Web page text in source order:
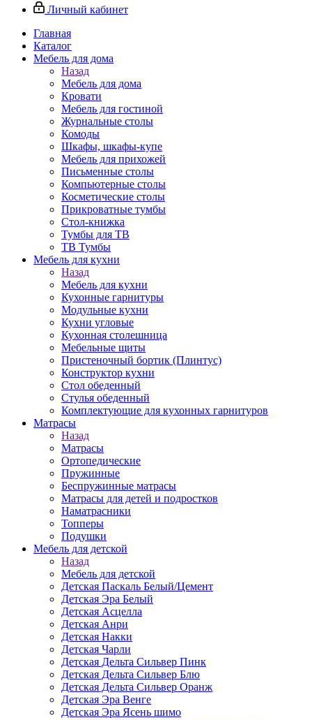
Личный кабинет
Главная
Каталог
Мебель для дома
Назад
Мебель для дома
Кровати
Мебель для гостиной
Журнальные столы
Комоды
Шкафы, шкафы-купе
Мебель для прихожей
Письменные столы
Компьютерные столы
Косметические столы
Прикроватные тумбы
Стол-книжка
Тумбы для ТВ
ТВ Тумбы
Мебель для кухни
Назад
Мебель для кухни
Кухонные гарнитуры
Модульные кухни
Кухни угловые
Кухонная столешница
Мебельные щиты
Пристеночный бортик (Плинтус)
Конструктор кухни
Стол обеденный
Стулья обеденный
Комплектующие для кухонных гарнитуров
Матраcы
Назад
Матраcы
Ортопедические
Пружинные
Беспружинные матрасы
Матрасы для детей и подростков
Наматрасники
Топперы
Подушки
Мебель для детской
Назад
Мебель для детской
Детская Паскаль Белый/Цемент
Детская Эра Белый
Детская Асцелла
Детская Анри
Детская Накки
Детская Чарли
Детская Дельта Сильвер Пинк
Детская Дельта Сильвер Блю
Детская Дельта Сильвер Оранж
Детская Эра Венге
Детская Эра Ясень шимо